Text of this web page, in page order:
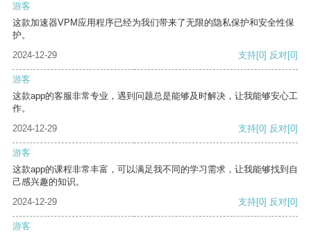
游客
这款加速器VPM应用程序已经为我们带来了无限的隐私保护和安全性保
护。
2024-12-29
支持[0] 反对[0]
游客
这款app的客服非常专业，遇到问题总是能够及时解决，让我能够安心工
作。
2024-12-29
支持[0] 反对[0]
游客
这款app的课程非常丰富，可以满足我不同的学习需求，让我能够找到自
己感兴趣的知识。
2024-12-29
支持[0] 反对[0]
游客